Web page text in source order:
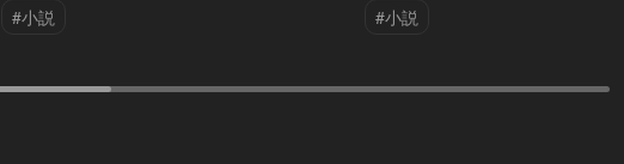
#小説 #小説